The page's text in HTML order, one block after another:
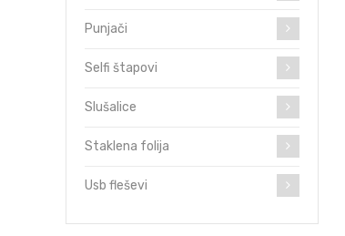
Punjači
Selfi štapovi
Slušalice
Staklena folija
Usb fleševi